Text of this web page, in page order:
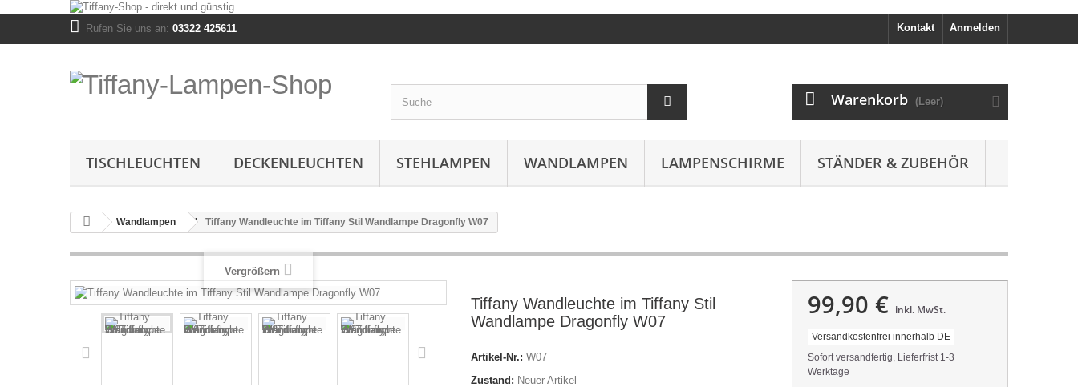
Anmelden
Kontakt
Rufen Sie uns an: 03322 425611
Warenkorb (Leer)
TISCHLEUCHTEN DECKENLEUCHTEN STEHLAMPEN WANDLAMPEN LAMPENSCHIRME STÄNDER & ZUBEHÖR
Wandlampen Tiffany Wandleuchte im Tiffany Stil Wandlampe Dragonfly W07
Vergrößern
Tiffany Wandleuchte im Tiffany Stil
Wandlampe Dragonfly W07
Artikel-Nr.: W07
Zustand: Neuer Artikel
99,90 € inkl. MwSt.
Versandkostenfrei innerhalb DE
Sofort versandfertig, Lieferfrist 1-3
Werktage